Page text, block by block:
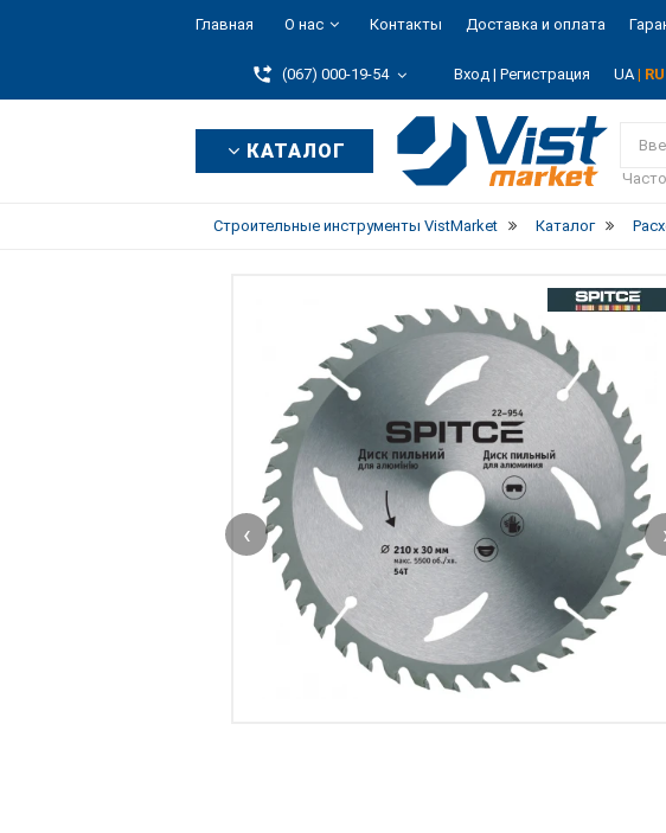
Главная О нас Контакты Доставка и оплата
(067) 000-19-54 Вход | Регистрация UA| RU
КАТАЛОГ
market
Строительные инструменты VistMarket Каталог
‹